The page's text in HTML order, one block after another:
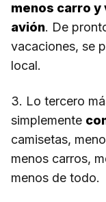
menos carro y
avión. De
vacaciones, se
local.
3. Lo tercero
simplemente
camisetas,
menos carros,
menos de todo.